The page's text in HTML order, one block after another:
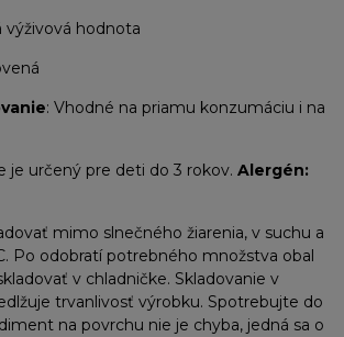
výživová hodnota
: Vhodné na priamu konzumáciu i na
je určený pre deti do 3 rokov. Alergén:
mimo slnečného žiarenia, v suchu a
Po odobratí potrebného množstva obal
v chladničke. Skladovanie v
trvanlivosť výrobku. Spotrebujte do
na povrchu nie je chyba, jedná sa o